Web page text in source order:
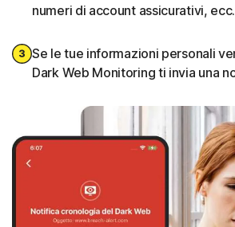
numeri di account assicurativi, ecc.
Se le tue informazioni personali
Dark Web Monitoring ti invia una